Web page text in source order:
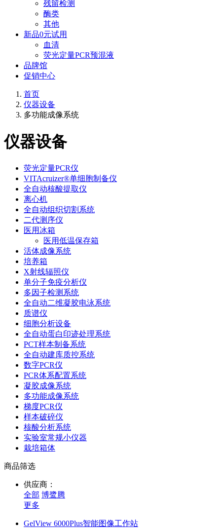
残留检测
酶类
其他
新品0元试用
血清
荧光定量PCR预混液
品牌馆
促销中心
首页
仪器设备
多功能成像系统
仪器设备
荧光定量PCR仪
VITAcruizer®单细胞制备仪
全自动核酸提取仪
离心机
全自动组织切割系统
二代测序仪
医用冰箱
医用低温保存箱
活体成像系统
培养箱
X射线辐照仪
单分子免疫分析仪
多因子检测系统
全自动二维凝胶电泳系统
质谱仪
细胞分析设备
全自动蛋白印迹处理系统
PCT样本制备系统
全自动建库质控系统
数字PCR仪
PCR体系配置系统
凝胶成像系统
多功能成像系统
梯度PCR仪
样本破碎仪
核酸分析系统
实验室常规小仪器
栽培箱体
商品筛选
供应商：
全部 博鹭腾
更多
GelView 6000Plus智能图像工作站